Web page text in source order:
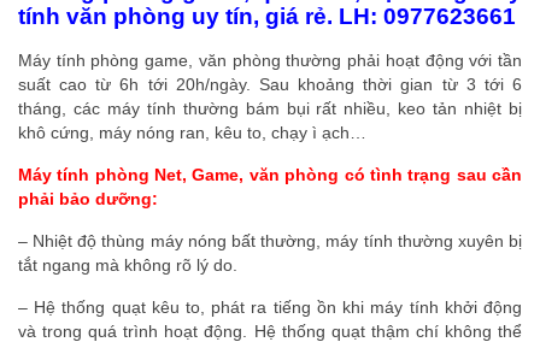
tính văn phòng uy tín, giá rẻ. LH: 0977623661
Máy tính phòng game, văn phòng thường phải hoạt động với tần
suất cao từ 6h tới 20h/ngày. Sau khoảng thời gian từ 3 tới 6
tháng, các máy tính thường bám bụi rất nhiều, keo tản nhiệt bị
khô cứng, máy nóng ran, kêu to, chạy ì ạch…
Máy tính phòng Net, Game, văn phòng có tình trạng sau cần
phải bảo dưỡng:
– Nhiệt độ thùng máy nóng bất thường, máy tính thường xuyên bị
tắt ngang mà không rõ lý do.
– Hệ thống quạt kêu to, phát ra tiếng ồn khi máy tính khởi động
và trong quá trình hoạt động. Hệ thống quạt thậm chí không thể